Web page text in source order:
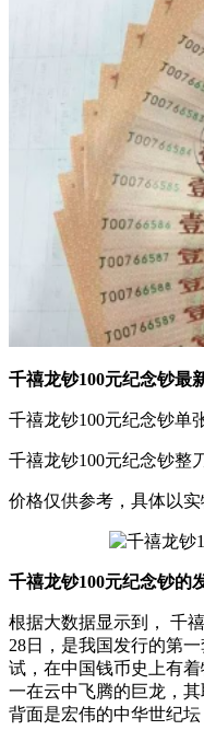
千禧龙钞100元纪念钞最
千禧龙钞100元纪念钞单
千禧龙钞100元纪念钞整
价格仅供参考，具体以
千禧龙钞100元纪念钞的
根据大数据显示到， 千
28日，是我国发行的第
试，在中国钱币史上有
一在云中飞腾的巨龙，其
背面是宏伟的中华世纪坛